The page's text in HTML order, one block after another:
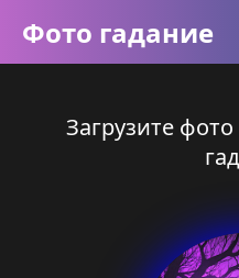
Фото гадание
Загрузите